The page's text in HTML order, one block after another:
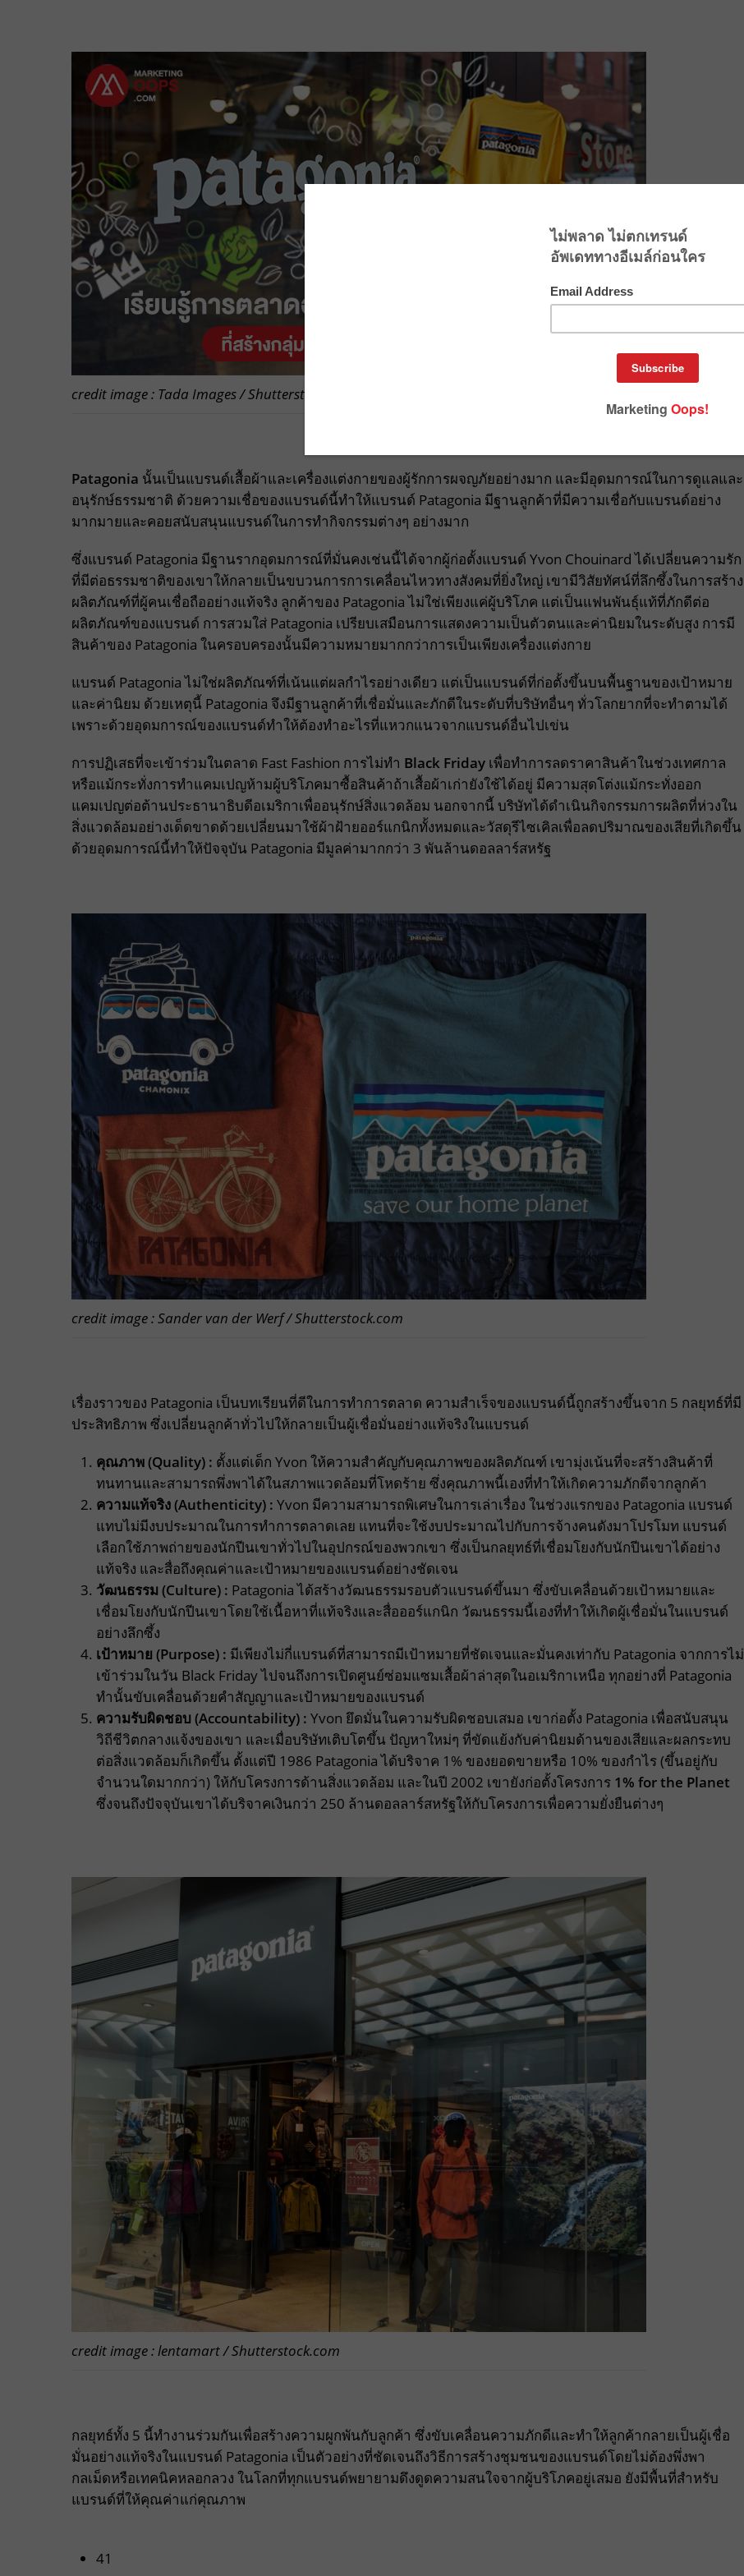
credit image : Tada Images / Shutterstock.com, badnews86dups / Shutterstock.com
Patagonia นั้นเป็นแบรนด์เสื้อผ้าและเครื่องแต่งกายของผู้รักการผจญภัยอย่างมาก และมีอุดมการณ์ในการดูแลและ
อนุรักษ์ธรรมชาติ ด้วยความเชื่อของแบรนด์นี้ทำให้แบรนด์ Patagonia มีฐานลูกค้าที่มีความเชื่อกับแบรนด์อย่าง
มากมายและคอยสนับสนุนแบรนด์ในการทำกิจกรรมต่างๆ อย่างมาก
ซึ่งแบรนด์ Patagonia มีฐานรากอุดมการณ์ที่มั่นคงเช่นนี้ได้จากผู้ก่อตั้งแบรนด์ Yvon Chouinard ได้เปลี่ยนความรัก
ที่มีต่อธรรมชาติของเขาให้กลายเป็นขบวนการการเคลื่อนไหวทางสังคมที่ยิ่งใหญ่ เขามีวิสัยทัศน์ที่ลึกซึ้งในการสร้าง
ผลิตภัณฑ์ที่ผู้คนเชื่อถืออย่างแท้จริง ลูกค้าของ Patagonia ไม่ใช่เพียงแค่ผู้บริโภค แต่เป็นแฟนพันธุ์แท้ที่ภักดีต่อ
ผลิตภัณฑ์ของแบรนด์ การสวมใส่ Patagonia เปรียบเสมือนการแสดงความเป็นตัวตนและค่านิยมในระดับสูง การมี
สินค้าของ Patagonia ในครอบครองนั้นมีความหมายมากกว่าการเป็นเพียงเครื่องแต่งกาย
แบรนด์ Patagonia ไม่ใช่ผลิตภัณฑ์ที่เน้นแต่ผลกำไรอย่างเดียว แต่เป็นแบรนด์ที่ก่อตั้งขึ้นบนพื้นฐานของเป้าหมาย
และค่านิยม ด้วยเหตุนี้ Patagonia จึงมีฐานลูกค้าที่เชื่อมั่นและภักดีในระดับที่บริษัทอื่นๆ ทั่วโลกยากที่จะทำตามได้
เพราะด้วยอุดมการณ์ของแบรนด์ทำให้ต้องทำอะไรที่แหวกแนวจากแบรนด์อื่นไปเข่น
การปฏิเสธที่จะเข้าร่วมในตลาด Fast Fashion การไม่ทำ Black Friday เพื่อทำการลดราคาสินค้าในช่วงเทศกาล
หรือแม้กระทั่งการทำแคมเปญห้ามผู้บริโภคมาซื้อสินค้าถ้าเสื้อผ้าเก่ายังใช้ได้อยู่ มีความสุดโต่งแม้กระทั่งออก
แคมเปญต่อต้านประธานาธิบดีอเมริกาเพื่ออนุรักษ์สิ่งแวดล้อม นอกจากนี้ บริษัทได้ดำเนินกิจกรรมการผลิตที่ห่วงใน
สิ่งแวดล้อมอย่างเด็ดขาดด้วยเปลี่ยนมาใช้ผ้าฝ้ายออร์แกนิกทั้งหมดและวัสดุรีไซเคิลเพื่อลดปริมาณของเสียที่เกิดขึ้น
ด้วยอุดมการณ์นี้ทำให้ปัจจุบัน Patagonia มีมูลค่ามากกว่า 3 พันล้านดอลลาร์สหรัฐ
credit image : Sander van der Werf / Shutterstock.com
เรื่องราวของ Patagonia เป็นบทเรียนที่ดีในการทำการตลาด ความสำเร็จของแบรนด์นี้ถูกสร้างขึ้นจาก 5 กลยุทธ์ที่มี
ประสิทธิภาพ ซึ่งเปลี่ยนลูกค้าทั่วไปให้กลายเป็นผู้เชื่อมั่นอย่างแท้จริงในแบรนด์
คุณภาพ (Quality) : ตั้งแต่เด็ก Yvon ให้ความสำคัญกับคุณภาพของผลิตภัณฑ์ เขามุ่งเน้นที่จะสร้างสินค้าที่
ทนทานและสามารถพึ่งพาได้ในสภาพแวดล้อมที่โหดร้าย ซึ่งคุณภาพนี้เองที่ทำให้เกิดความภักดีจากลูกค้า
ความแท้จริง (Authenticity) : Yvon มีความสามารถพิเศษในการเล่าเรื่อง ในช่วงแรกของ Patagonia แบรนด์
แทบไม่มีงบประมาณในการทำการตลาดเลย แทนที่จะใช้งบประมาณไปกับการจ้างคนดังมาโปรโมท แบรนด์
เลือกใช้ภาพถ่ายของนักปีนเขาทั่วไปในอุปกรณ์ของพวกเขา ซึ่งเป็นกลยุทธ์ที่เชื่อมโยงกับนักปีนเขาได้อย่าง
แท้จริง และสื่อถึงคุณค่าและเป้าหมายของแบรนด์อย่างชัดเจน
วัฒนธรรม (Culture) : Patagonia ได้สร้างวัฒนธรรมรอบตัวแบรนด์ขึ้นมา ซึ่งขับเคลื่อนด้วยเป้าหมายและ
เชื่อมโยงกับนักปีนเขาโดยใช้เนื้อหาที่แท้จริงและสื่อออร์แกนิก วัฒนธรรมนี้เองที่ทำให้เกิดผู้เชื่อมั่นในแบรนด์
อย่างลึกซึ้ง
เป้าหมาย (Purpose) : มีเพียงไม่กี่แบรนด์ที่สามารถมีเป้าหมายที่ชัดเจนและมั่นคงเท่ากับ Patagonia จากการไม่
เข้าร่วมในวัน Black Friday ไปจนถึงการเปิดศูนย์ซ่อมแซมเสื้อผ้าล่าสุดในอเมริกาเหนือ ทุกอย่างที่ Patagonia
ทำนั้นขับเคลื่อนด้วยคำสัญญาและเป้าหมายของแบรนด์
ความรับผิดชอบ (Accountability) : Yvon ยึดมั่นในความรับผิดชอบเสมอ เขาก่อตั้ง Patagonia เพื่อสนับสนุน
วิถีชีวิตกลางแจ้งของเขา และเมื่อบริษัทเติบโตขึ้น ปัญหาใหม่ๆ ที่ขัดแย้งกับค่านิยมด้านของเสียและผลกระทบ
ต่อสิ่งแวดล้อมก็เกิดขึ้น ตั้งแต่ปี 1986 Patagonia ได้บริจาค 1% ของยอดขายหรือ 10% ของกำไร (ขึ้นอยู่กับ
จำนวนใดมากกว่า) ให้กับโครงการด้านสิ่งแวดล้อม และในปี 2002 เขายังก่อตั้งโครงการ 1% for the Planet
ซึ่งจนถึงปัจจุบันเขาได้บริจาคเงินกว่า 250 ล้านดอลลาร์สหรัฐให้กับโครงการเพื่อความยั่งยืนต่างๆ
credit image : lentamart / Shutterstock.com
กลยุทธ์ทั้ง 5 นี้ทำงานร่วมกันเพื่อสร้างความผูกพันกับลูกค้า ซึ่งขับเคลื่อนความภักดีและทำให้ลูกค้ากลายเป็นผู้เชื่อ
มั่นอย่างแท้จริงในแบรนด์ Patagonia เป็นตัวอย่างที่ชัดเจนถึงวิธีการสร้างชุมชนของแบรนด์โดยไม่ต้องพึ่งพา
กลเม็ดหรือเทคนิคหลอกลวง ในโลกที่ทุกแบรนด์พยายามดึงดูดความสนใจจากผู้บริโภคอยู่เสมอ ยังมีพื้นที่สำหรับ
แบรนด์ที่ให้คุณค่าแก่คุณภาพ
41